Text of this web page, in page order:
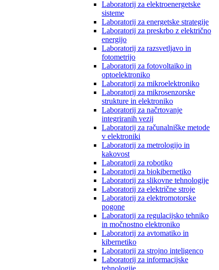
Laboratorij za elektroenergetske
sisteme
Laboratorij za energetske strategije
Laboratorij za preskrbo z električno
energijo
Laboratorij za razsvetljavo in
fotometrijo
Laboratorij za fotovoltaiko in
optoelektroniko
Laboratorij za mikroelektroniko
Laboratorij za mikrosenzorske
strukture in elektroniko
Laboratorij za načrtovanje
integriranih vezij
Laboratorij za računalniške metode
v elektroniki
Laboratorij za metrologijo in
kakovost
Laboratorij za robotiko
Laboratorij za biokibernetiko
Laboratorij za slikovne tehnologije
Laboratorij za električne stroje
Laboratorij za elektromotorske
pogone
Laboratorij za regulacijsko tehniko
in močnostno elektroniko
Laboratorij za avtomatiko in
kibernetiko
Laboratorij za strojno inteligenco
Laboratorij za informacijske
tehnologije